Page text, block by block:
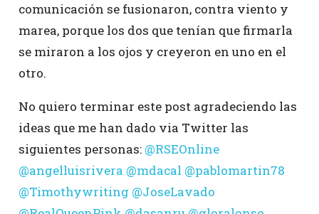
comunicación se fusionaron, contra viento y
marea, porque los dos que tenían que firmarla
se miraron a los ojos y creyeron en uno en el
otro.
No quiero terminar este post agradeciendo las
ideas que me han dado via Twitter las
siguientes personas: @RSEOnline
@angelluisrivera @mdacal @pablomartin78
@Timothywriting @JoseLavado